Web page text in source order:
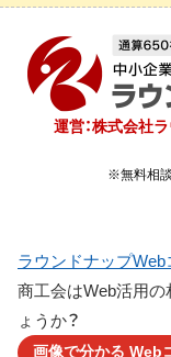
運営：株式会社
※無料相
ラウンドナップ
商工会はWeb活用
ょうか？
画像で分かる Web